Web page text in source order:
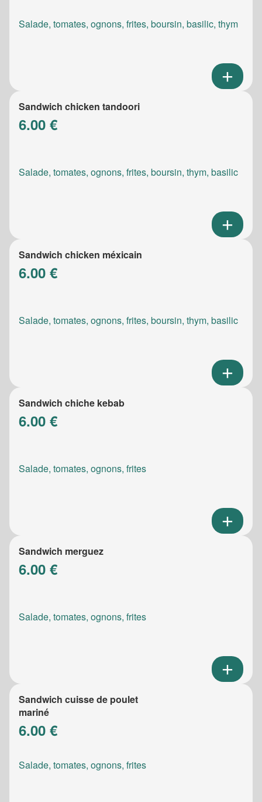
Salade, tomates, ognons, frites, boursin, basilic, thym
Sandwich chicken tandoori
6.00 €
Salade, tomates, ognons, frites, boursin, thym, basilic
Sandwich chicken méxicain
6.00 €
Salade, tomates, ognons, frites, boursin, thym, basilic
Sandwich chiche kebab
6.00 €
Salade, tomates, ognons, frites
Sandwich merguez
6.00 €
Salade, tomates, ognons, frites
Sandwich cuisse de poulet
mariné
6.00 €
Salade, tomates, ognons, frites